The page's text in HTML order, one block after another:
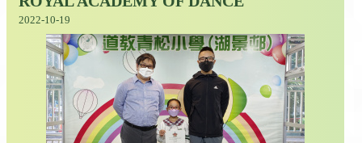
2022-10-19